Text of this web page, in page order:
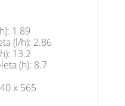
1.89
(l/h): 2.86
13.2
(h): 8.7
x 565